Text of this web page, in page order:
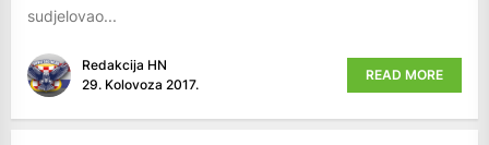
sudjelovao...
Redakcija HN
29. Kolovoza 2017.
READ MORE